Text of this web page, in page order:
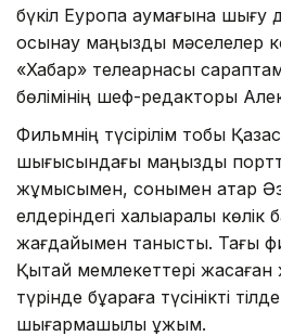
бүкіл Еуропа аумағына шығу
осынау маңызды мәселелер
«Хабар» телеарнасы
бөлімінің шеф-редакторы
Фильмнің түсірілім тобы
шығысындағы маңызды
жұмысымен, сонымен қатар
елдеріндегі халықаралық
жағдайымен танысты. Тағы
Қытай мемлекеттері
түрінде бұқараға түсінікті
шығармашылық ұжым.